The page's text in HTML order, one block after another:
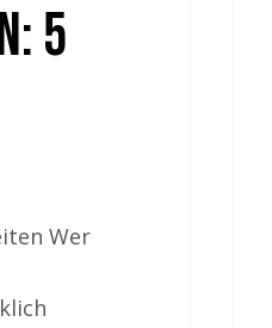
5
Wer